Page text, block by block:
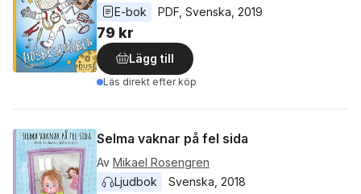
E-bok
PDF Svenska 2019
79 kr
Lägg till
Läs direkt efter köp
Selma vaknar på fel sida
Av Mikael Rosengren
Ljudbok
Svenska 2018